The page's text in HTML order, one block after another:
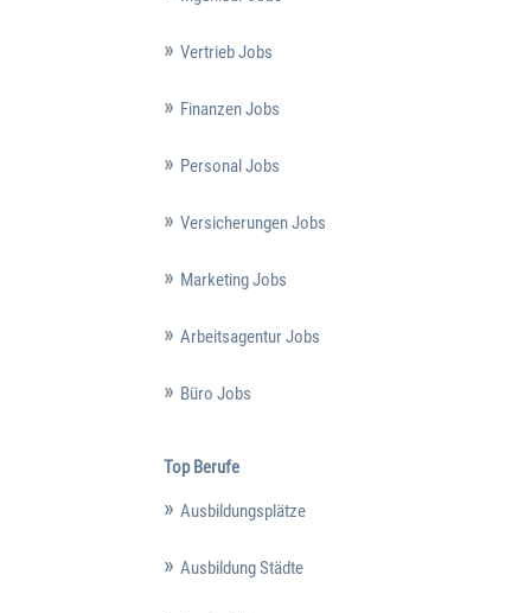
Vertrieb Jobs
Finanzen Jobs
Personal Jobs
Versicherungen Jobs
Marketing Jobs
Arbeitsagentur Jobs
Büro Jobs
Top Berufe
Ausbildungsplätze
Ausbildung Städte